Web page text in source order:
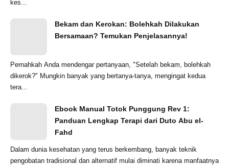
kes...
Bekam dan Kerokan: Bolehkah Dilakukan
Bersamaan? Temukan Penjelasannya!
Pernahkah Anda mendengar pertanyaan, "Setelah bekam, bolehkah
dikerok?" Mungkin banyak yang bertanya-tanya, mengingat kedua
tera...
Ebook Manual Totok Punggung Rev 1:
Panduan Lengkap Terapi dari Duto Abu el-
Fahd
Dalam dunia kesehatan yang terus berkembang, banyak teknik
pengobatan tradisional dan alternatif mulai diminati karena manfaatnya